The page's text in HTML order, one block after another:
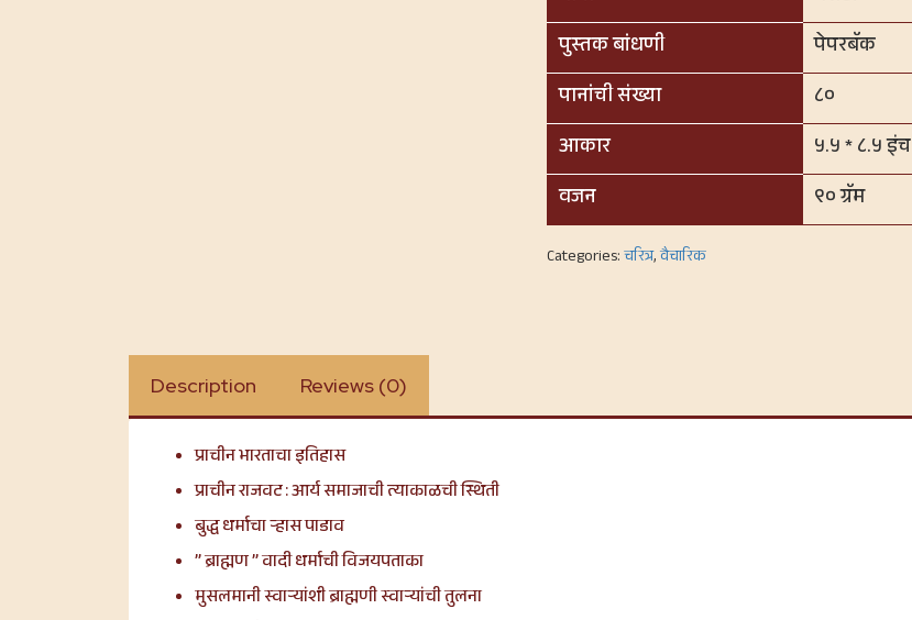
पुस्तक बांधणी
पेपरबॅक
पानांची संख्या
८०
आकार
५.५ * ८.५ इंच
वजन
९० ग्रॅम
Categories:चरित्र,वैचारिक
Description Reviews (0)
प्राचीन भारताचा इतिहास
प्राचीन राजवट : आर्य समाजाची त्याकाळची स्थिती
बुद्ध धर्माचा ऱ्हास पाडाव
” ब्राह्मण ” वादी धर्माची विजयपताका
मुसलमानी स्वाऱ्यांशी ब्राह्मणी स्वाऱ्यांची तुलना